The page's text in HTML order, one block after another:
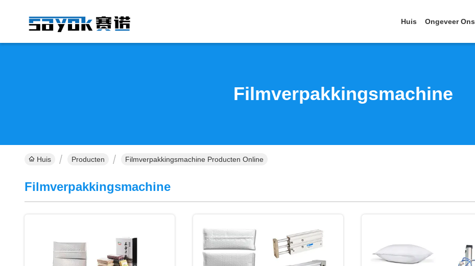
Huis Ongeveer Ons
Filmverpakkingsmachine
Huis Producten Filmverpakkingsmachine Producten Online
Filmverpakkingsmachine